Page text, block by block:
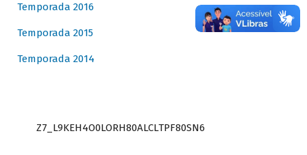
Temporada 2016
Temporada 2015
Temporada 2014
Z7_L9KEH4O0LORH80ALCLTPF80SN6